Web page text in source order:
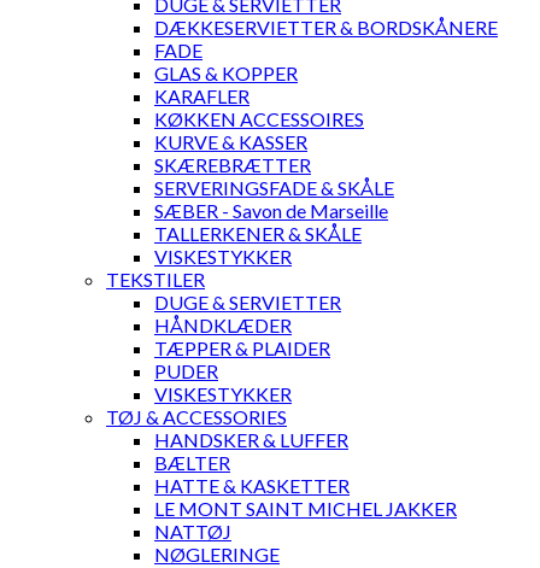
DÆKKESERVIETTER & BORDSKÅNERE
FADE
GLAS & KOPPER
KARAFLER
KØKKEN ACCESSOIRES
KURVE & KASSER
SKÆREBRÆTTER
SERVERINGSFADE & SKÅLE
SÆBER - Savon de Marseille
TALLERKENER & SKÅLE
VISKESTYKKER
TEKSTILER
DUGE & SERVIETTER
HÅNDKLÆDER
TÆPPER & PLAIDER
PUDER
VISKESTYKKER
TØJ & ACCESSORIES
HANDSKER & LUFFER
BÆLTER
HATTE & KASKETTER
LE MONT SAINT MICHEL JAKKER
NATTØJ
NØGLERINGE